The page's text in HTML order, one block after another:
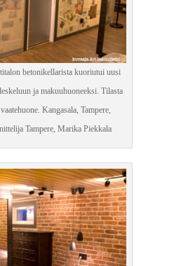
betonikellarista kuoriutui uusi
ja makuuhuoneeksi. Tilasta
Kangasala, Tampere,
Tampere, Marika Piekkala